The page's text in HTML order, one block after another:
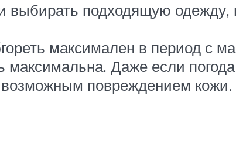
выбирать подходящую одежду,
максимален в период с
максимальна. Даже если
возможным повреждением кожи.